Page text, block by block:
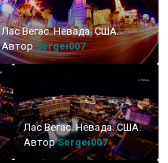
Лас Вегас. Невада. США.
АвторSergei007
Лас Вегас. Невада. США.
АвторSergei007